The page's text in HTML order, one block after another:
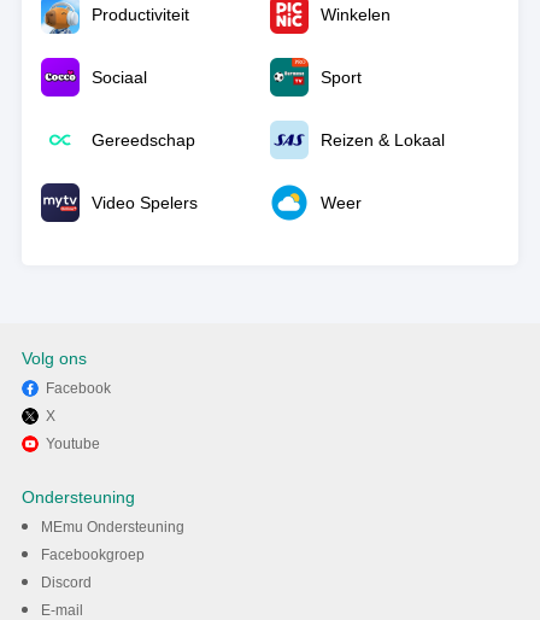
Productiviteit Winkelen
Sociaal Sport
Gereedschap Reizen & Lokaal
Video Spelers Weer
Volg ons
Facebook
X
Youtube
Ondersteuning
MEmu Ondersteuning
Facebookgroep
Discord
E-mail